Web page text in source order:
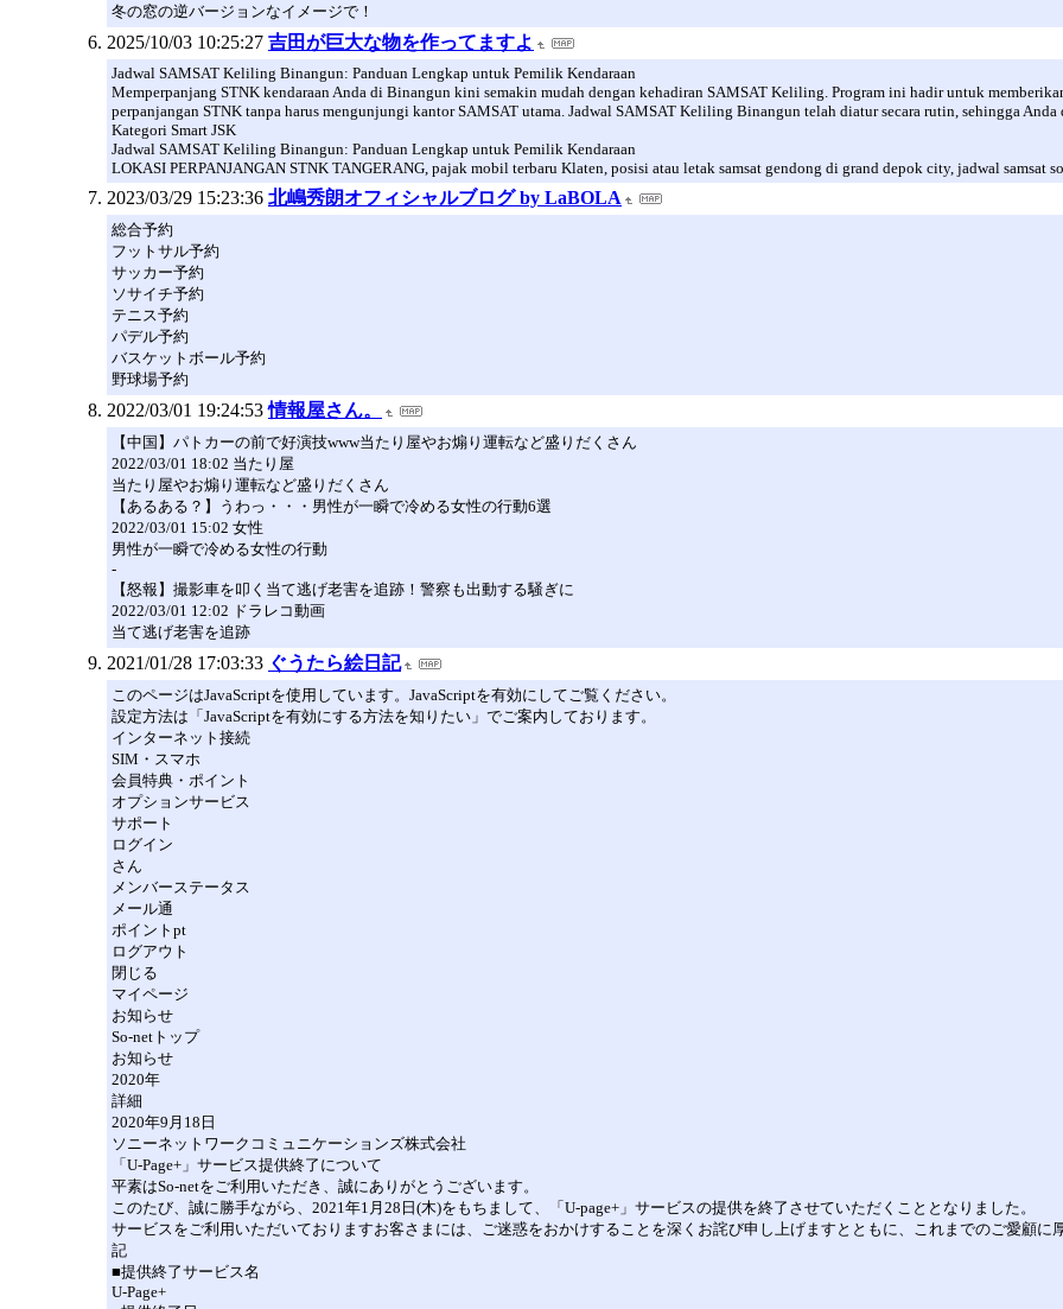
冬の窓の逆バージョンなイメージで！
2025/10/03 10:25:27 吉田が巨大な物を作ってますよ
Jadwal SAMSAT Keliling Binangun: Panduan Lengkap untuk Pemilik Kendaraan
Memperpanjang STNK kendaraan Anda di Binangun kini semakin mudah dengan kehadiran SAMSAT Keliling. Program ini hadir untuk
perpanjangan STNK tanpa harus mengunjungi kantor SAMSAT utama. Jadwal SAMSAT Keliling Binangun telah diatur secara rutin, sehingga
Kategori Smart JSK
Jadwal SAMSAT Keliling Binangun: Panduan Lengkap untuk Pemilik Kendaraan
LOKASI PERPANJANGAN STNK TANGERANG, pajak mobil terbaru Klaten, posisi atau letak samsat gendong di grand depok city, jadwal samsat
2023/03/29 15:23:36 北嶋秀朗オフィシャルブログ by LaBOLA
総合予約
フットサル予約
サッカー予約
ソサイチ予約
テニス予約
パデル予約
バスケットボール予約
野球場予約
2022/03/01 19:24:53 情報屋さん。
【中国】パトカーの前で好演技www当たり屋やお煽り運転など盛りだくさん
2022/03/01 18:02 当たり屋
当たり屋やお煽り運転など盛りだくさん
【あるある？】うわっ・・・男性が一瞬で冷める女性の行動6選
2022/03/01 15:02 女性
男性が一瞬で冷める女性の行動
-
【怒報】撮影車を叩く当て逃げ老害を追跡！警察も出動する騒ぎに
2022/03/01 12:02 ドラレコ動画
当て逃げ老害を追跡
2021/01/28 17:03:33 ぐうたら絵日記
このページはJavaScriptを使用しています。JavaScriptを有効にしてご覧ください。
設定方法は「JavaScriptを有効にする方法を知りたい」でご案内しております。
インターネット接続
SIM・スマホ
会員特典・ポイント
オプションサービス
サポート
ログイン
さん
メンバーステータス
メール通
ポイントpt
ログアウト
閉じる
マイページ
お知らせ
So-netトップ
お知らせ
2020年
詳細
2020年9月18日
ソニーネットワークコミュニケーションズ株式会社
「U-Page+」サービス提供終了について
平素はSo-netをご利用いただき、誠にありがとうございます。
このたび、誠に勝手ながら、2021年1月28日(木)をもちまして、「U-page+」サービスの提供を終了させていただくこととなりました。
サービスをご利用いただいておりますお客さまには、ご迷惑をおかけすることを深くお詫び申し上げますとともに、これまでのご愛顧に
記
■提供終了サービス名
U-Page+